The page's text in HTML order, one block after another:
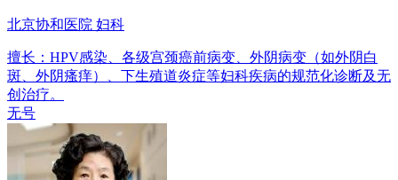
北京协和医院 妇科
擅长：HPV感染、各级宫颈癌前病变、外阴病变（如外阴白
斑、外阴瘙痒）、下生殖道炎症等妇科疾病的规范化诊断及无
创治疗。
无号